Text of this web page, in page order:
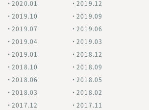
2020.01 2019.12
2019.10 2019.09
2019.07 2019.06
2019.04 2019.03
2019.01 2018.12
2018.10 2018.09
2018.06 2018.05
2018.03 2018.02
2017.12 2017.11